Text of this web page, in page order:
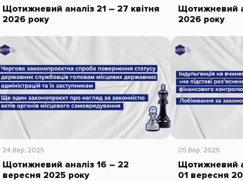
Щотижневий аналіз 21 – 27 квітня
2026 року
Щотижневий
2026 року
24 Вер, 2025
Щотижневий аналіз 16 – 22
вересня 2025 року
05 Вер, 2025
Щотижневий
01 вересня